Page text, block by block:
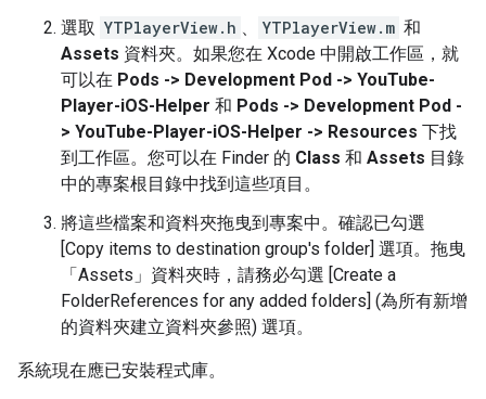
選取 YTPlayerView.h 、 YTPlayerView.m 和
Assets 資料夾。如果您在 Xcode 中開啟工作區，就
可以在 Pods -> Development Pod -> YouTube-
Player-iOS-Helper 和 Pods -> Development Pod -
> YouTube-Player-iOS-Helper -> Resources 下找
到工作區。您可以在 Finder 的 Class 和 Assets 目錄
中的專案根目錄中找到這些項目。
將這些檔案和資料夾拖曳到專案中。確認已勾選
[Copy items to destination group's folder] 選項。拖曳
「Assets」資料夾時，請務必勾選 [Create a
FolderReferences for any added folders] (為所有新增
的資料夾建立資料夾參照) 選項。
系統現在應已安裝程式庫。